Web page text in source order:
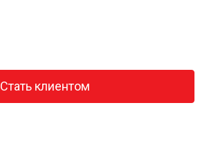
Стать клиентом